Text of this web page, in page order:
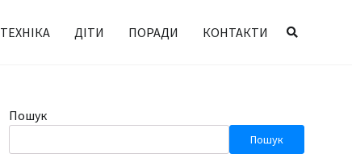
ТЕХНІКА ДІТИ ПОРАДИ КОНТАКТИ
Пошук
Пошук